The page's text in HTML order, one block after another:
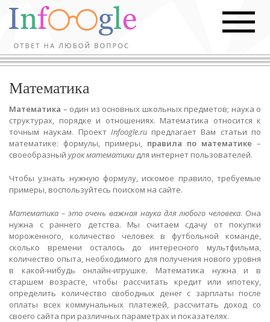
Математика
Математика – один из основных школьных предметов; наука о
структурах, порядке и отношениях. Математика относится к
точным наукам. Проект Infoogle.ruпредлагает Вам статьи по
математике: формулы, примеры, правила по математике –
своеобразный урок математики для интернет пользователей.
Чтобы узнать нужную формулу, искомое правило, требуемые
примеры, воспользуйтесь поиском на сайте.
Математика – это очень важная наука для любого человека. Она
нужна с раннего детства. Мы считаем сдачу от покупки
мороженного, количество человек в футбольной команде,
сколько времени осталось до интересного мультфильма,
количество опыта, необходимого для получения нового уровня
в какой-нибудь онлайн-игрушке. Математика нужна и в
старшем возрасте, чтобы рассчитать кредит или ипотеку,
определить количество свободных денег с зарплаты после
оплаты всех коммунальных платежей, рассчитать доход со
своего сайта при различных параметрах и показателях.